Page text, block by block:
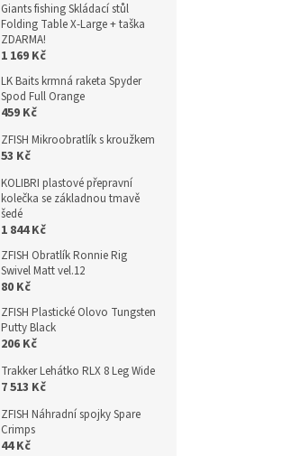
Giants fishing Skládací stůl
Folding Table X-Large + taška
ZDARMA!
1 169 Kč
LK Baits krmná raketa Spyder
Spod Full Orange
459 Kč
ZFISH Mikroobratlík s kroužkem
53 Kč
KOLIBRI plastové přepravní
kolečka se základnou tmavě
šedé
1 844 Kč
ZFISH Obratlík Ronnie Rig
Swivel Matt vel.12
80 Kč
ZFISH Plastické Olovo Tungsten
Putty Black
206 Kč
Trakker Lehátko RLX 8 Leg Wide
7 513 Kč
ZFISH Náhradní spojky Spare
Crimps
44 Kč